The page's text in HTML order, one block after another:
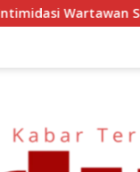
Dugaan